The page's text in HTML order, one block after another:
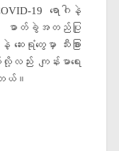
19 ရောဂါနဲ့
ဓာတ်ခွဲအတည်ပြု
ဆေးရုံတွေမှာ သီးခြား
ည်း ကျန်းမာရေး
တယ်။